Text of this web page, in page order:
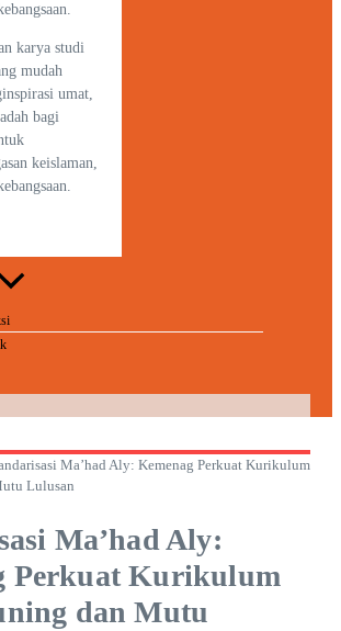
karya studi
mudah
umat,
bagi
keislaman,
Ma’had Aly: Kemenag Perkuat Kurikulum
Lulusan
Ma’had Aly:
Perkuat Kurikulum
dan Mutu